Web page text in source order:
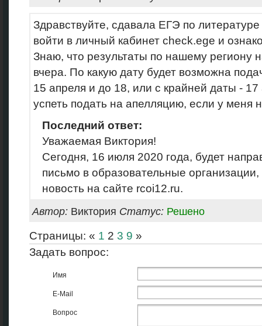
Здравствуйте, сдавала ЕГЭ по
войти в личный кабинет check.ege и
Знаю, что результаты по нашему региону
вчера. По какую дату будет возможна
15 апреля и до 18, или с крайней даты - 17
успеть подать на апелляцию, если у меня
Последний ответ:
Уважаемая Виктория!
Сегодня, 16 июля 2020 года, будет
письмо в образовательные
новость на сайте rcoi12.ru.
Автор: Виктория Статус: Решено
Страницы: « 1 2 3 9 »
Задать вопрос:
Имя
E-Mail
Вопрос